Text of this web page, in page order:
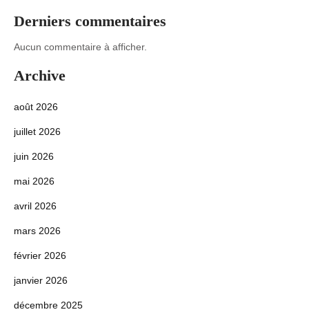
Derniers commentaires
Aucun commentaire à afficher.
Archive
août 2026
juillet 2026
juin 2026
mai 2026
avril 2026
mars 2026
février 2026
janvier 2026
décembre 2025